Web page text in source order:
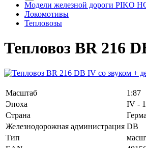
Модели железной дороги PIKO
Локомотивы
Тепловозы
Тепловоз BR 216
Масштаб
1:87
Эпоха
IV -
Страна
Железнодорожная администрация DB
Тип